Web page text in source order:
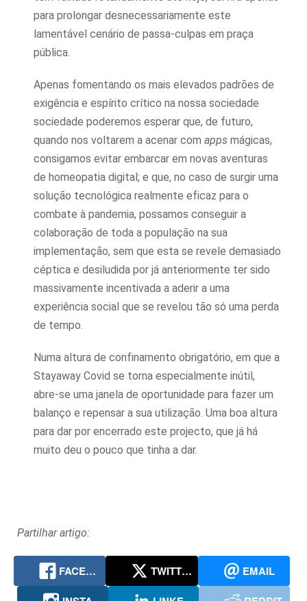
para prolongar desnecessariamente este
lamentável cenário de passa-culpas em praça
pública.
Apenas fomentando os mais elevados padrões de
exigência e espírito crítico na nossa sociedade
sociedade poderemos esperar que, de futuro,
quando nos voltarem a acenar com apps mágicas,
consigamos evitar embarcar em novas aventuras
de homeopatia digital; e que, no caso de surgir uma
solução tecnológica realmente eficaz para o
combate à pandemia, possamos conseguir a
colaboração de toda a população na sua
implementação, sem que esta se revele demasiado
céptica e desiludida por já anteriormente ter sido
massivamente incentivada a aderir a uma
experiência social que se revelou tão só uma perda
de tempo.
Numa altura de confinamento obrigatório, em que a
Stayaway Covid se torna especialmente inútil,
abre-se uma janela de oportunidade para fazer um
balanço e repensar a sua utilização. Uma boa altura
para dar por encerrado este projecto, que já há
muito deu o pouco que tinha a dar.
Partilhar artigo:
FACEBOOK TWITTER
EMAIL